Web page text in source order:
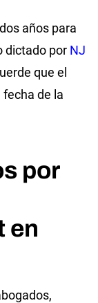
años para
dictado por NJ
que el
de la
por
en